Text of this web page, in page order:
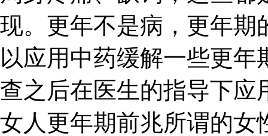
现。更年不是病，更年期
以应用中药缓解一些更
查之后在医生的指导下
女人更年期前兆所谓的女